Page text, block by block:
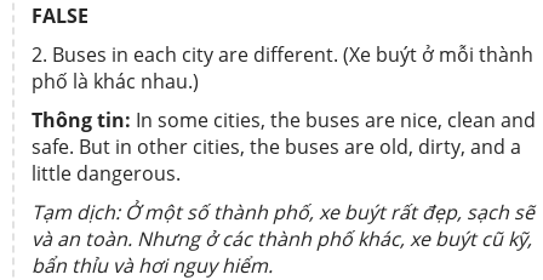
FALSE
2. Buses in each city are different. (Xe buýt ở mỗi thành
phố là khác nhau.)
Thông tin: In some cities, the buses are nice, clean and
safe. But in other cities, the buses are old, dirty, and a
little dangerous.
Tạm dịch: Ở một số thành phố, xe buýt rất đẹp, sạch sẽ
và an toàn. Nhưng ở các thành phố khác, xe buýt cũ kỹ,
bẩn thỉu và hơi nguy hiểm.